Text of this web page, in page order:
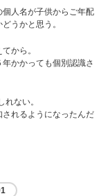
人名が子供からご年配
うかと思う。
から。
かかっても個別認識さ
ない。
れるようになったんだ